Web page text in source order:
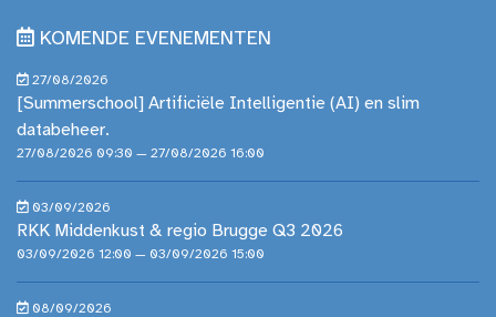
KOMENDE EVENEMENTEN
27/08/2026
[Summerschool] Artificiële Intelligentie (AI) en slim
databeheer.
27/08/2026 09:30 — 27/08/2026 16:00
03/09/2026
RKK Middenkust & regio Brugge Q3 2026
03/09/2026 12:00 — 03/09/2026 15:00
08/09/2026